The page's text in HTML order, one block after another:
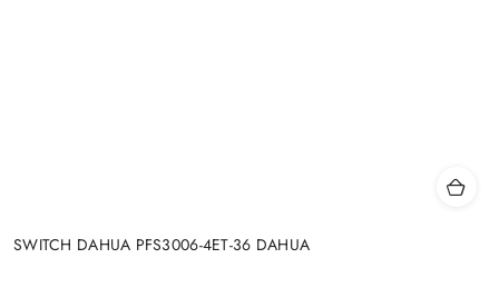
SWITCH DAHUA PFS3006-4ET-36 DAHUA